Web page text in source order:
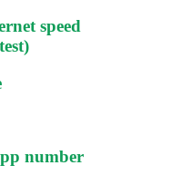
speed
number